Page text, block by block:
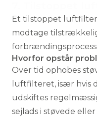
Et tilstoppet
modtage
Hvorfor opstår
Over tid ophobes
luftfilteret, især hvis
udskiftes
sejlads i støvede